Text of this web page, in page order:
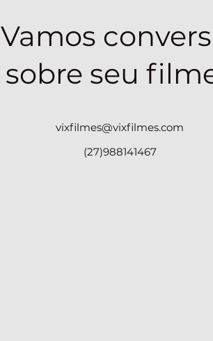
Vamos
sobre seu
vixfilmes@vixfilmes.com
(27)988141467